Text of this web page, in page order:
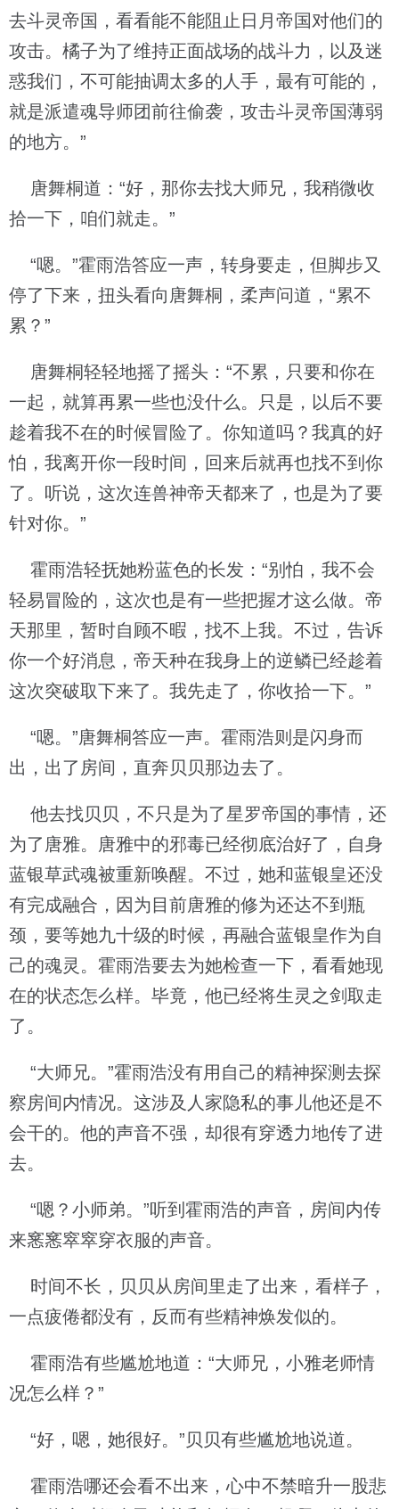
去斗灵帝国，看看能不能阻止日月帝国对他们的
攻击。橘子为了维持正面战场的战斗力，以及迷
惑我们，不可能抽调太多的人手，最有可能的，
就是派遣魂导师团前往偷袭，攻击斗灵帝国薄弱
的地方。”
唐舞桐道：“好，那你去找大师兄，我稍微收
拾一下，咱们就走。”
“嗯。”霍雨浩答应一声，转身要走，但脚步又
停了下来，扭头看向唐舞桐，柔声问道，“累不
累？”
唐舞桐轻轻地摇了摇头：“不累，只要和你在
一起，就算再累一些也没什么。只是，以后不要
趁着我不在的时候冒险了。你知道吗？我真的好
怕，我离开你一段时间，回来后就再也找不到你
了。听说，这次连兽神帝天都来了，也是为了要
针对你。”
霍雨浩轻抚她粉蓝色的长发：“别怕，我不会
轻易冒险的，这次也是有一些把握才这么做。帝
天那里，暂时自顾不暇，找不上我。不过，告诉
你一个好消息，帝天种在我身上的逆鳞已经趁着
这次突破取下来了。我先走了，你收拾一下。”
“嗯。”唐舞桐答应一声。霍雨浩则是闪身而
出，出了房间，直奔贝贝那边去了。
他去找贝贝，不只是为了星罗帝国的事情，还
为了唐雅。唐雅中的邪毒已经彻底治好了，自身
蓝银草武魂被重新唤醒。不过，她和蓝银皇还没
有完成融合，因为目前唐雅的修为还达不到瓶
颈，要等她九十级的时候，再融合蓝银皇作为自
己的魂灵。霍雨浩要去为她检查一下，看看她现
在的状态怎么样。毕竟，他已经将生灵之剑取走
了。
“大师兄。”霍雨浩没有用自己的精神探测去探
察房间内情况。这涉及人家隐私的事儿他还是不
会干的。他的声音不强，却很有穿透力地传了进
去。
“嗯？小师弟。”听到霍雨浩的声音，房间内传
来窸窸窣窣穿衣服的声音。
时间不长，贝贝从房间里走了出来，看样子，
一点疲倦都没有，反而有些精神焕发似的。
霍雨浩有些尴尬地道：“大师兄，小雅老师情
况怎么样？”
“好，嗯，她很好。”贝贝有些尴尬地说道。
霍雨浩哪还会看不出来，心中不禁暗升一股悲